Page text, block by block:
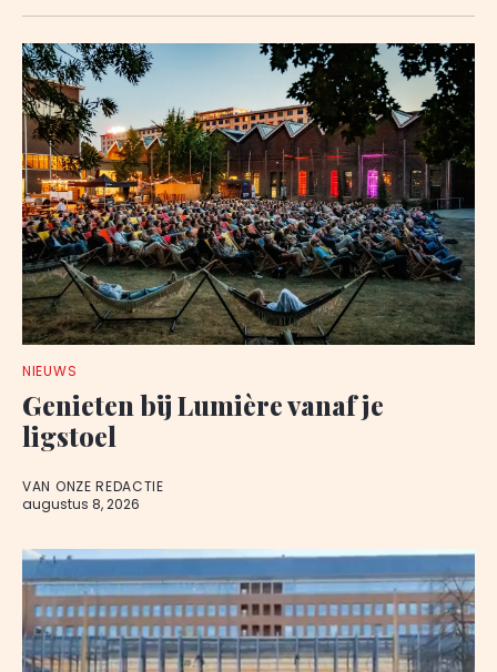
NIEUWS
Genieten bij Lumière vanaf je
ligstoel
VAN ONZE REDACTIE
augustus 8, 2026